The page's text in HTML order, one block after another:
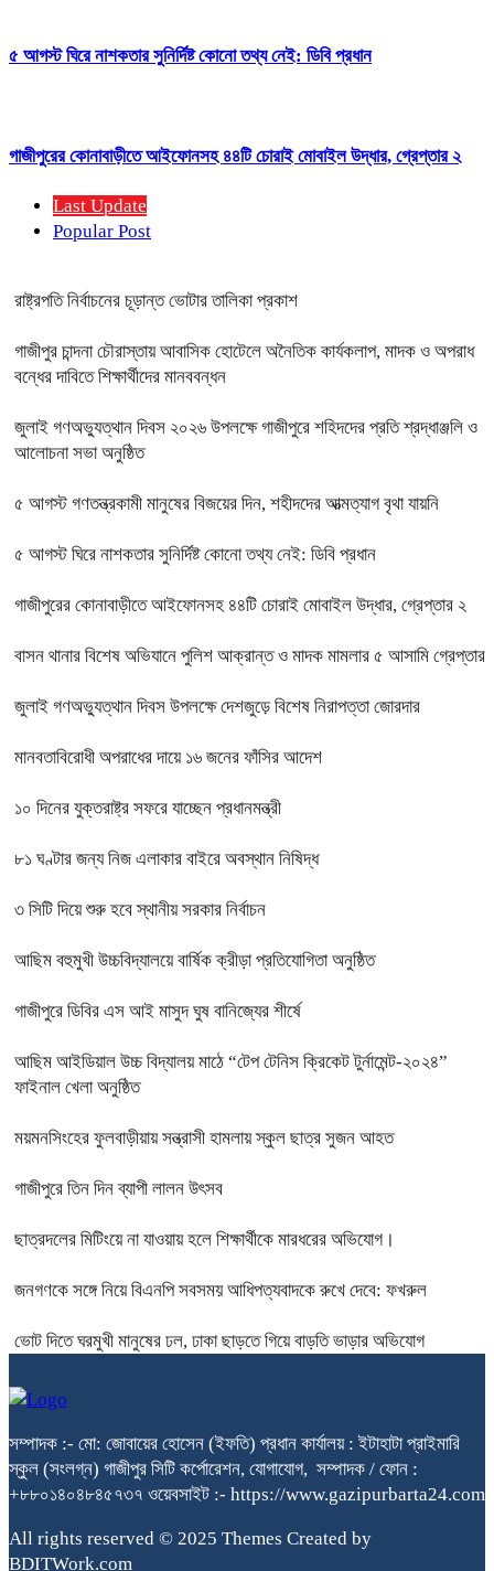
৫ আগস্ট ঘিরে নাশকতার সুনির্দিষ্ট কোনো তথ্য নেই: ডিবি প্রধান
গাজীপুরের কোনাবাড়ীতে আইফোনসহ ৪৪টি চোরাই মোবাইল উদ্ধার, গ্রেপ্তার ২
Last Update
Popular Post
রাষ্ট্রপতি নির্বাচনের চূড়ান্ত ভোটার তালিকা প্রকাশ
গাজীপুর চান্দনা চৌরাস্তায় আবাসিক হোটেলে অনৈতিক কার্যকলাপ, মাদক ও অপরাধ
বন্ধের দাবিতে শিক্ষার্থীদের মানববন্ধন
জুলাই গণঅভ্যুত্থান দিবস ২০২৬ উপলক্ষে গাজীপুরে শহিদদের প্রতি শ্রদ্ধাঞ্জলি ও
আলোচনা সভা অনুষ্ঠিত
৫ আগস্ট গণতন্ত্রকামী মানুষের বিজয়ের দিন, শহীদদের আত্মত্যাগ বৃথা যায়নি
৫ আগস্ট ঘিরে নাশকতার সুনির্দিষ্ট কোনো তথ্য নেই: ডিবি প্রধান
গাজীপুরের কোনাবাড়ীতে আইফোনসহ ৪৪টি চোরাই মোবাইল উদ্ধার, গ্রেপ্তার ২
বাসন থানার বিশেষ অভিযানে পুলিশ আক্রান্ত ও মাদক মামলার ৫ আসামি গ্রেপ্তার
জুলাই গণঅভ্যুত্থান দিবস উপলক্ষে দেশজুড়ে বিশেষ নিরাপত্তা জোরদার
মানবতাবিরোধী অপরাধের দায়ে ১৬ জনের ফাঁসির আদেশ
১০ দিনের যুক্তরাষ্ট্র সফরে যাচ্ছেন প্রধানমন্ত্রী
৮১ ঘণ্টার জন্য নিজ এলাকার বাইরে অবস্থান নিষিদ্ধ
৩ সিটি দিয়ে শুরু হবে স্থানীয় সরকার নির্বাচন
আছিম বহুমুখী উচ্চবিদ্যালয়ে বার্ষিক ক্রীড়া প্রতিযোগিতা অনুষ্ঠিত
গাজীপুরে ডিবির এস আই মাসুদ ঘুষ বানিজ্যের শীর্ষে
আছিম আইডিয়াল উচ্চ বিদ্যালয় মাঠে “টেপ টেনিস ক্রিকেট টুর্নামেন্ট-২০২৪”
ফাইনাল খেলা অনুষ্ঠিত
ময়মনসিংহের ফুলবাড়ীয়ায় সন্ত্রাসী হামলায় স্কুল ছাত্র সুজন আহত
গাজীপুরে তিন দিন ব্যাপী লালন উৎসব
ছাত্রদলের মিটিংয়ে না যাওয়ায় হলে শিক্ষার্থীকে মারধরের অভিযোগ।
জনগণকে সঙ্গে নিয়ে বিএনপি সবসময় আধিপত্যবাদকে রুখে দেবে: ফখরুল
ভোট দিতে ঘরমুখী মানুষের ঢল, ঢাকা ছাড়তে গিয়ে বাড়তি ভাড়ার অভিযোগ
সম্পাদক :- মো: জোবায়ের হোসেন (ইফতি) প্রধান কার্যালয় : ইটাহাটা প্রাইমারি
স্কুল (সংলগ্ন) গাজীপুর সিটি কর্পোরেশন, যোগাযোগ, সম্পাদক / ফোন :
+৮৮০১৪০৪৮৪৫৭৩৭ ওয়েবসাইট :- https://www.gazipurbarta24.com
All rights reserved © 2025 Themes Created by
BDITWork.com